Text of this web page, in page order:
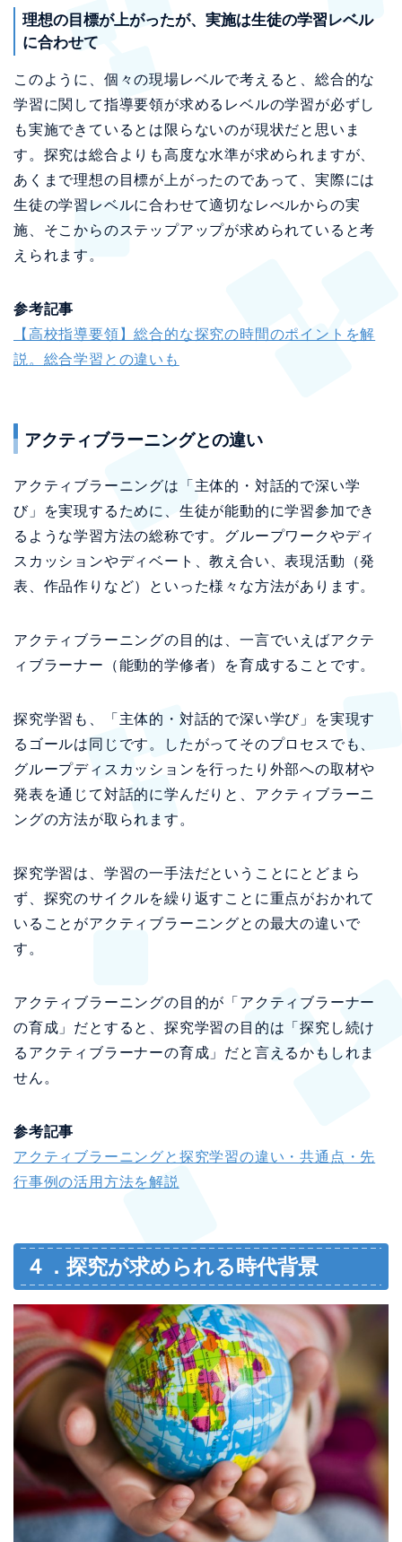
理想の目標が上がったが、実施は生徒の学習レベル
に合わせて
このように、個々の現場レベルで考えると、総合的な
学習に関して指導要領が求めるレベルの学習が必ずし
も実施できているとは限らないのが現状だと思いま
す。探究は総合よりも高度な水準が求められますが、
あくまで理想の目標が上がったのであって、実際には
生徒の学習レベルに合わせて適切なレべルからの実
施、そこからのステップアップが求められていると考
えられます。
参考記事
【高校指導要領】総合的な探究の時間のポイントを解
説。総合学習との違いも
アクティブラーニングとの違い
アクティブラーニングは「主体的・対話的で深い学
び」を実現するために、生徒が能動的に学習参加でき
るような学習方法の総称です。グループワークやディ
スカッションやディベート、教え合い、表現活動（発
表、作品作りなど）といった様々な方法があります。
アクティブラーニングの目的は、一言でいえばアクテ
ィブラーナー（能動的学修者）を育成することです。
探究学習も、「主体的・対話的で深い学び」を実現す
るゴールは同じです。したがってそのプロセスでも、
グループディスカッションを行ったり外部への取材や
発表を通じて対話的に学んだりと、アクティブラーニ
ングの方法が取られます。
探究学習は、学習の一手法だということにとどまら
ず、探究のサイクルを繰り返すことに重点がおかれて
いることがアクティブラーニングとの最大の違いで
す。
アクティブラーニングの目的が「アクティブラーナー
の育成」だとすると、探究学習の目的は「探究し続け
るアクティブラーナーの育成」だと言えるかもしれま
せん。
参考記事
アクティブラーニングと探究学習の違い・共通点・先
行事例の活用方法を解説
４．探究が求められる時代背景